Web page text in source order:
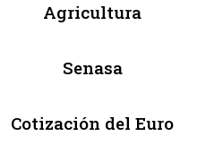
Agricultura
Senasa
Cotización del Euro